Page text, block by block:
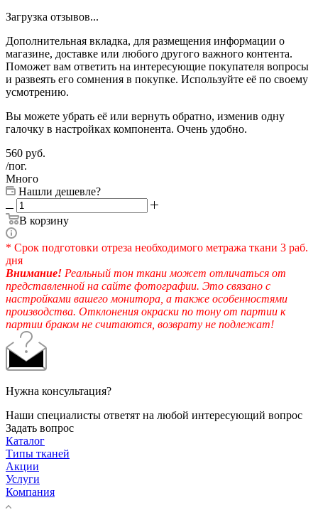
Загрузка отзывов...
Дополнительная вкладка, для размещения информации о
магазине, доставке или любого другого важного контента.
Поможет вам ответить на интересующие покупателя вопросы
и развеять его сомнения в покупке. Используйте её по своему
усмотрению.
Вы можете убрать её или вернуть обратно, изменив одну
галочку в настройках компонента. Очень удобно.
560 руб.
/пог.
Много
Нашли дешевле?
В корзину
* Срок подготовки отреза необходимого метража ткани 3 раб.
дня
Внимание! Реальный тон ткани может отличаться от
представленной на сайте фотографии. Это связано с
настройками вашего монитора, а также особенностями
производства. Отклонения окраски по тону от партии к
партии браком не считаются, возврату не подлежат!
Нужна консультация?
Наши специалисты ответят на любой интересующий вопрос
Задать вопрос
Каталог
Типы тканей
Акции
Услуги
Компания